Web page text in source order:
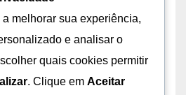
de
de Vírus e
2026 LUCAS RODRIGUES
melhorar sua experiência,
e analisar o
quais cookies permitir
. Clique em Aceitar